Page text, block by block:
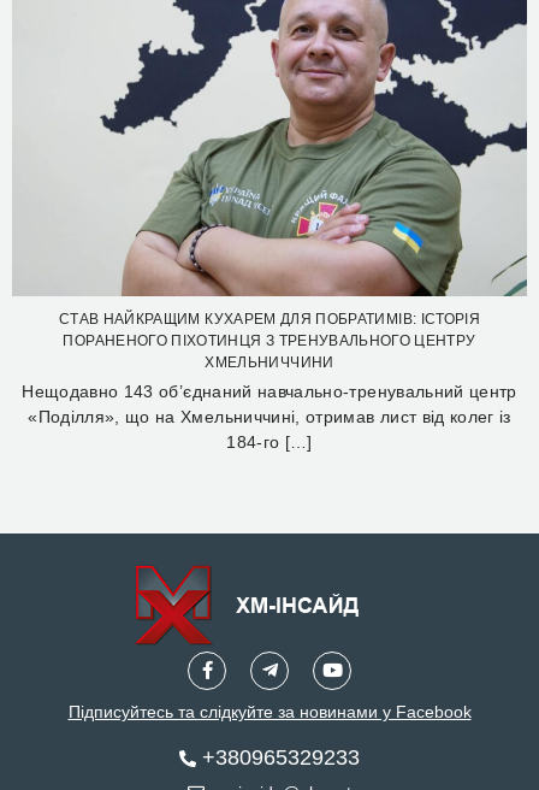
СТАВ НАЙКРАЩИМ КУХАРЕМ ДЛЯ ПОБРАТИМІВ: ІСТОРІЯ
ПОРАНЕНОГО ПІХОТИНЦЯ З ТРЕНУВАЛЬНОГО ЦЕНТРУ
ХМЕЛЬНИЧЧИНИ
Нещодавно 143 об’єднаний навчально-тренувальний центр
«Поділля», що на Хмельниччині, отримав лист від колег із
184-го […]
Підписуйтесь та слідкуйте за новинами у Facebook
+380965329233